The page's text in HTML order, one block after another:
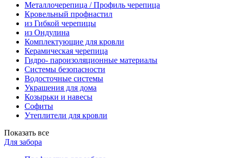
Металлочерепица / Профиль черепица
Кровельный профнастил
из Гибкой черепицы
из Ондулина
Комплектующие для кровли
Керамическая черепица
Гидро- пароизоляционные материалы
Системы безопасности
Водосточные системы
Украшения для дома
Козырьки и навесы
Софиты
Утеплители для кровли
Показать все
Для забора